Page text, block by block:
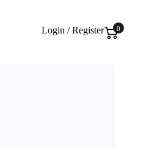
Login / Register 0